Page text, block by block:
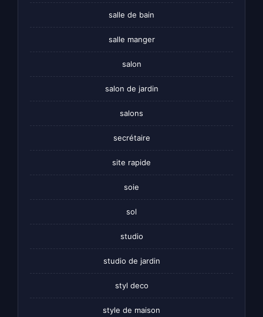
salle de bain
salle manger
salon
salon de jardin
salons
secrétaire
site rapide
soie
sol
studio
studio de jardin
styl deco
style de maison